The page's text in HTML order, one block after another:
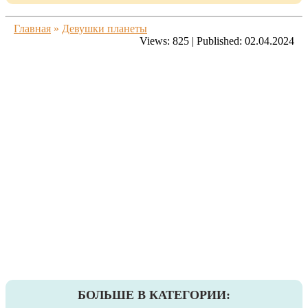
Главная » Девушки планеты
Views: 825 | Published: 02.04.2024
БОЛЬШЕ В КАТЕГОРИИ: